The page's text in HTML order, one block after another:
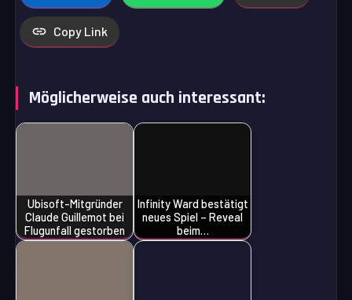
Copy Link
Möglicherweise auch interessant:
Ubisoft-Mitgründer
Claude Guillemot bei
Flugunfall gestorben
Infinity Ward bestätigt
neues Spiel – Reveal
beim…